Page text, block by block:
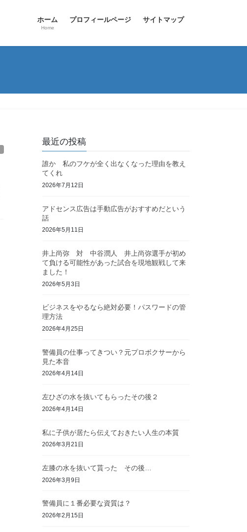
ホーム
Home
プロフィールページ サイトマップ
最近の投稿
誰か 私のフケが全く出なくなった理由を教え
てくれ
2026年7月12日
アドセンス広告は手動広告がおすすめだという
話
2026年5月11日
井上尚弥 対 中谷潤人 井上尚弥選手が初め
て負ける可能性があった試合を現地観戦して来
ました！
2026年5月3日
ビジネスをやるなら絶対必要！パスワードの管
理方法
2026年4月25日
警備員の仕事ってきつい？元プロボクサーから
見た本音
2026年4月14日
左ひざの水を抜いてもらったその後２
2026年4月14日
私に子供が居たら伝えておきたい人生の本質
2026年3月21日
左膝の水を抜いて貰った その後…
2026年3月9日
警備員に１番必要な資質は？
2026年2月15日